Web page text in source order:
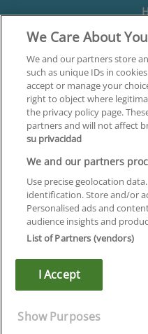
Política
Infoempleo
We Care About
We and our partners store
such as unique IDs in
accept or manage your
right to object where
the privacy policy page.
partners and will not affect
su privacidad
We and our partners
Use precise geolocation
identification. Store and/or
Personalised ads and
audience insights and
List of Partners (vendors)
I Accept
Show Purposes